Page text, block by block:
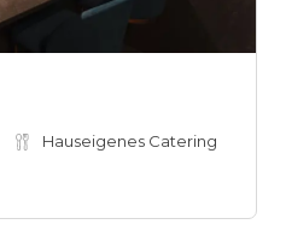
Hauseigenes Catering